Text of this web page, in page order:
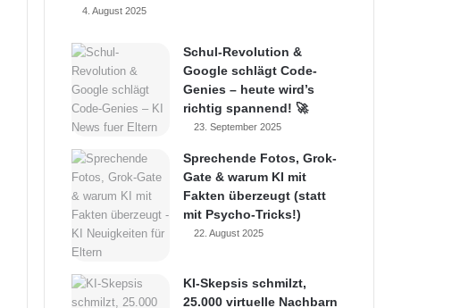
4. August 2025
Schul-Revolution &
Google schlägt Code-
Genies – heute wird’s
richtig spannend! 🚀
23. September 2025
Sprechende Fotos, Grok-
Gate & warum KI mit
Fakten überzeugt (statt
mit Psycho-Tricks!)
22. August 2025
KI-Skepsis schmilzt,
25.000 virtuelle Nachbarn